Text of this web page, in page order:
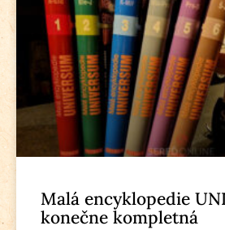
Malá encyklopedie
konečne kompletná